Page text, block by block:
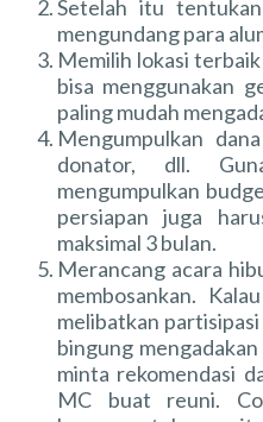
Setelah itu
mengundang para
Memilih lokasi
bisa menggunakan
paling mudah
Mengumpulkan
donator, dll.
mengumpulkan
persiapan juga
maksimal 3 bulan.
Merancang acara
membosankan.
melibatkan
bingung
minta rekomendasi
MC buat reuni.